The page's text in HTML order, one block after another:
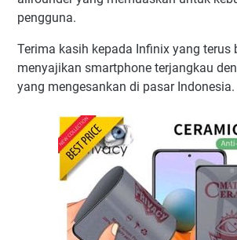
pengguna.
Terima kasih kepada Infinix yang terus
menyajikan smartphone terjangkau
yang mengesankan di pasar Indonesia.